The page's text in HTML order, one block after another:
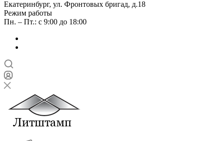
Екатеринбург, ул. Фронтовых бригад, д.18
Режим работы
Пн. – Пт.: с 9:00 до 18:00